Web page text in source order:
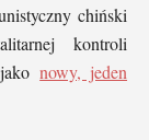
chiński
kontroli
jakonowy, jeden